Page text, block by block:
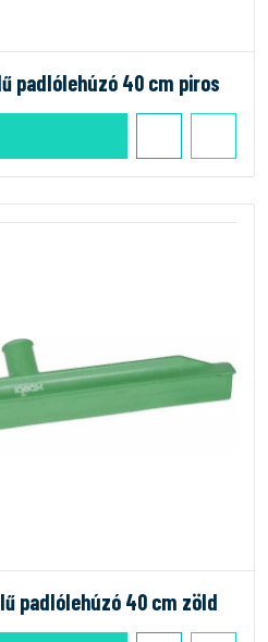
padlólehúzó 40 cm piros
padlólehúzó 40 cm zöld